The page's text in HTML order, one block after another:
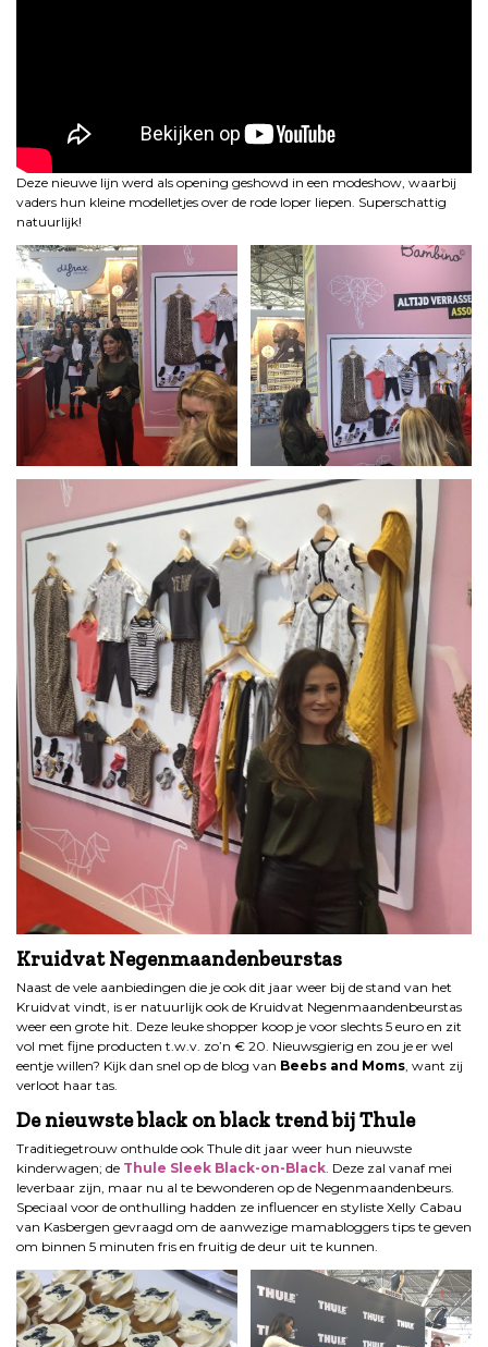
Deze nieuwe lijn werd als opening geshowd in een modeshow, waarbij
vaders hun kleine modelletjes over de rode loper liepen. Superschattig
natuurlijk!
Kruidvat Negenmaandenbeurstas
Naast de vele aanbiedingen die je ook dit jaar weer bij de stand van het
Kruidvat vindt, is er natuurlijk ook de Kruidvat Negenmaandenbeurstas
weer een grote hit. Deze leuke shopper koop je voor slechts 5 euro en zit
vol met fijne producten t.w.v. zo’n € 20. Nieuwsgierig en zou je er wel
eentje willen? Kijk dan snel op de blog van Beebs and Moms, want zij
verloot haar tas.
De nieuwste black on black trend bij Thule
Traditiegetrouw onthulde ook Thule dit jaar weer hun nieuwste
kinderwagen; de Thule Sleek Black-on-Black. Deze zal vanaf mei
leverbaar zijn, maar nu al te bewonderen op de Negenmaandenbeurs.
Speciaal voor de onthulling hadden ze influencer en styliste Xelly Cabau
van Kasbergen gevraagd om de aanwezige mamabloggers tips te geven
om binnen 5 minuten fris en fruitig de deur uit te kunnen.